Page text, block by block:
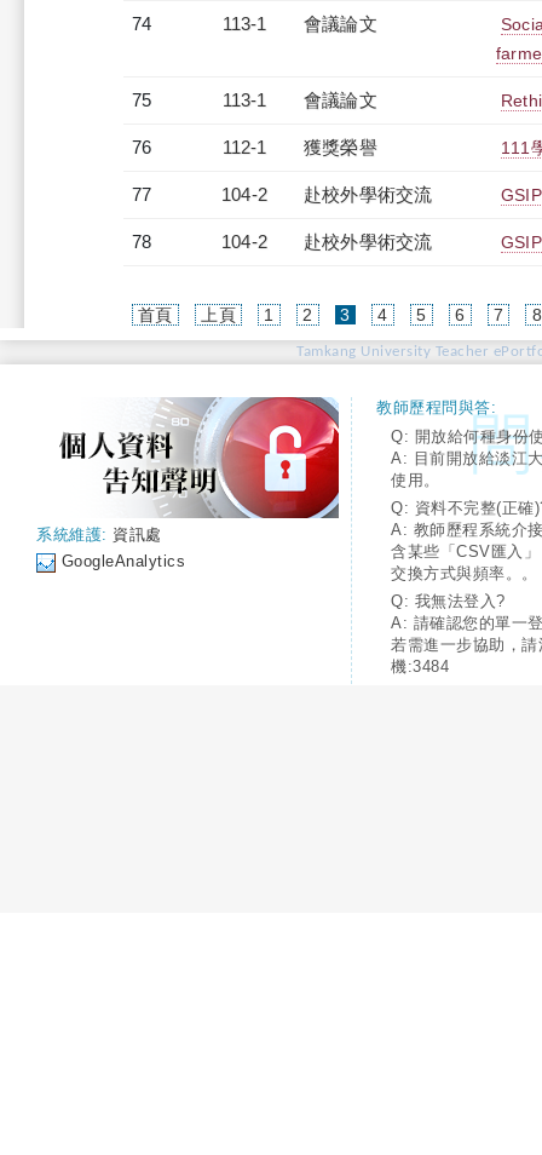
74 113-1 會議論文
75 113-1 會議論文
76 112-1 獲獎榮譽 111
77 104-2 赴校外學術交流
78 104-2 赴校外學術交流
首頁 上頁 1 2 3 (current)
4 5 6 7 8
Tamkang University Teacher
系統維護: 資訊處
GoogleAnalytics
教師歷程問與答:
Q: 開放給何種身份
A: 目前開放給淡江
使用。
Q: 資料不完整(正確
A: 教師歷程系統介
含某些「CSV匯入
交換方式與頻率。。
Q: 我無法登入?
A: 請確認您的單一
若需進一步協助，
機:3484